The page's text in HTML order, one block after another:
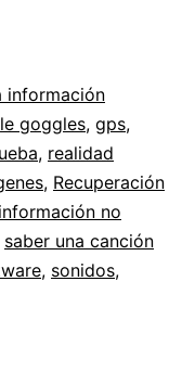
información
goggles, gps,
, realidad
, Recuperación
no
saber una canción
, sonidos,